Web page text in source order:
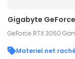
Gigabyte GeForce
GeForce RTX 3060
Materiel.net